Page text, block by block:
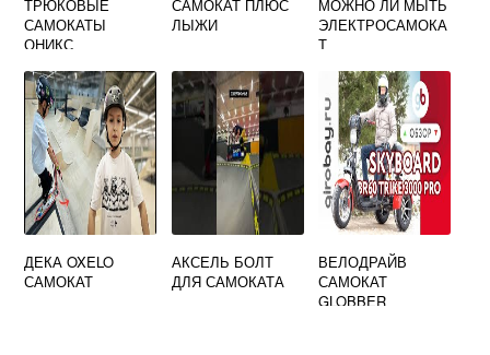
ТРЮКОВЫЕ
САМОКАТЫ
ОНИКС
САМОКАТ ПЛЮС
ЛЫЖИ
МОЖНО ЛИ МЫТЬ
ЭЛЕКТРОСАМОКА
Т
ДЕКА OXELO
САМОКАТ
АКСЕЛЬ БОЛТ
ДЛЯ САМОКАТА
ВЕЛОДРАЙВ
САМОКАТ
GLOBBER